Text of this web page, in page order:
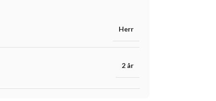
Herr
2 år